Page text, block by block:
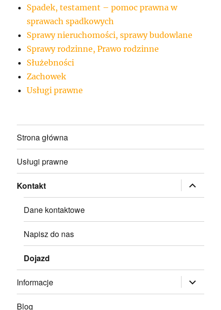
Spadek, testament – pomoc prawna w
sprawach spadkowych
Sprawy nieruchomości, sprawy budowlane
Sprawy rodzinne, Prawo rodzinne
Służebności
Zachowek
Usługi prawne
Strona główna
Usługi prawne
Kontakt rozwiń
menu
potomne
Dane kontaktowe
Napisz do nas
Dojazd
Informacje rozwiń
menu
potomne
Blog